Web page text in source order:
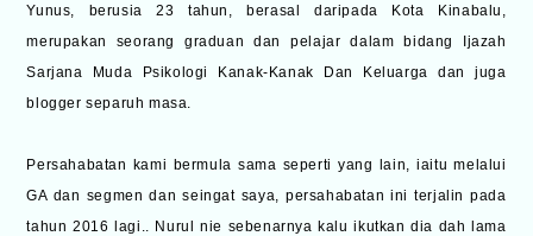
Yunus, berusia 23 tahun, berasal daripada Kota Kinabalu,
merupakan seorang graduan dan pelajar dalam bidang Ijazah
Sarjana Muda Psikologi Kanak-Kanak Dan Keluarga dan juga
blogger separuh masa.
Persahabatan kami bermula sama seperti yang lain, iaitu melalui
GA dan segmen dan seingat saya, persahabatan ini terjalin pada
tahun 2016 lagi.. Nurul nie sebenarnya kalu ikutkan dia dah lama